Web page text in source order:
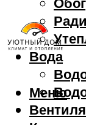
Вода
Меню